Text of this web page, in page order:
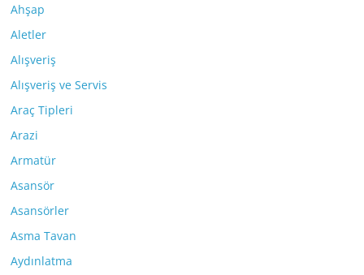
Ahşap
Aletler
Alışveriş
Alışveriş ve Servis
Araç Tipleri
Arazi
Armatür
Asansör
Asansörler
Asma Tavan
Aydınlatma